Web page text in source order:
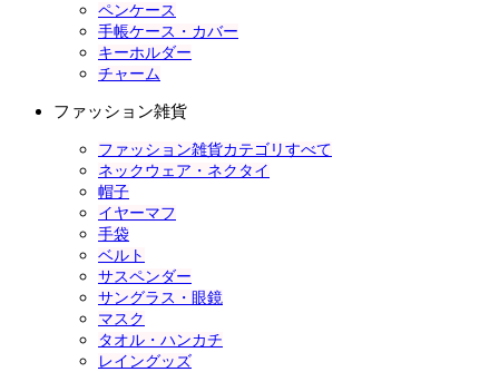
ペンケース
手帳ケース・カバー
キーホルダー
チャーム
ファッション雑貨
ファッション雑貨カテゴリすべて
ネックウェア・ネクタイ
帽子
イヤーマフ
手袋
ベルト
サスペンダー
サングラス・眼鏡
マスク
タオル・ハンカチ
レイングッズ